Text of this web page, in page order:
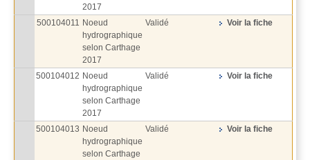
2017
500104011 Noeud
hydrographique
selon Carthage
2017
Validé Voir la fiche
500104012 Noeud
hydrographique
selon Carthage
2017
Validé Voir la fiche
500104013 Noeud
hydrographique
selon Carthage
Validé Voir la fiche